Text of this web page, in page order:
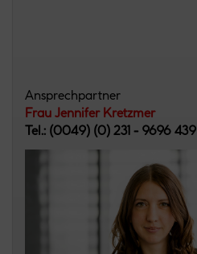
Ansprechpartner
Frau Jennifer Kretzmer
Tel.: (0049) (0) 231 - 9696 439